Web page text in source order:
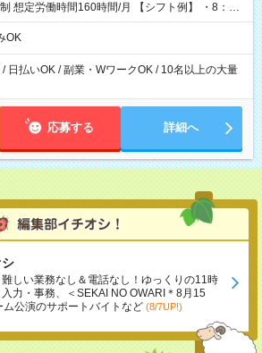
働時間160時間/月 【シフト例】 ・8：00
OK
日払いOK / 副業・WワークOK / 10名以上の大量
応募する 詳細へ
難しい業務なし＆電話なし！ゆっくりの11時
力・事務、＜SEKAI NO OWARI＊8月15
ム公演のサポートバイトなど (8/7UP!)